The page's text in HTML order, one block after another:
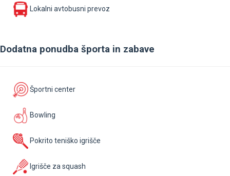
Lokalni avtobusni prevoz
Dodatna ponudba športa in zabave
Športni center
Bowling
Pokrito teniško igrišče
Igrišče za squash